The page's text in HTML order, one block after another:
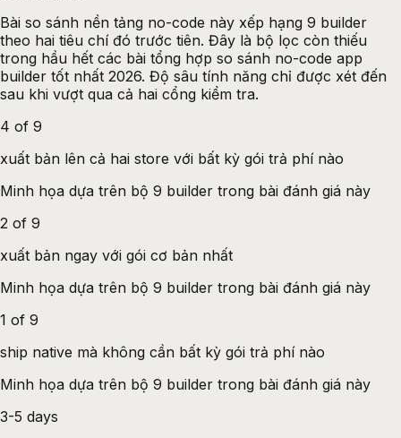
Bài so sánh nền tảng no-code này xếp hạng 9 builder
theo hai tiêu chí đó trước tiên. Đây là bộ lọc còn thiếu
trong hầu hết các bài tổng hợp so sánh no-code app
builder tốt nhất 2026. Độ sâu tính năng chỉ được xét đến
sau khi vượt qua cả hai cổng kiểm tra.
4 of 9
xuất bản lên cả hai store với bất kỳ gói trả phí nào
Minh họa dựa trên bộ 9 builder trong bài đánh giá này
2 of 9
xuất bản ngay với gói cơ bản nhất
Minh họa dựa trên bộ 9 builder trong bài đánh giá này
1 of 9
ship native mà không cần bất kỳ gói trả phí nào
Minh họa dựa trên bộ 9 builder trong bài đánh giá này
3-5 days